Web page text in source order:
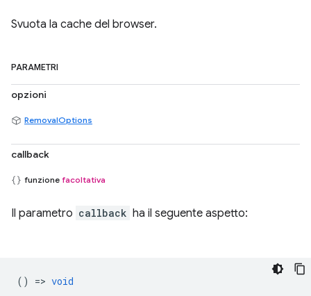
Svuota la cache del browser.
PARAMETRI
opzioni
RemovalOptions
callback
funzione facoltativa
Il parametro callback ha il seguente aspetto:
() => void